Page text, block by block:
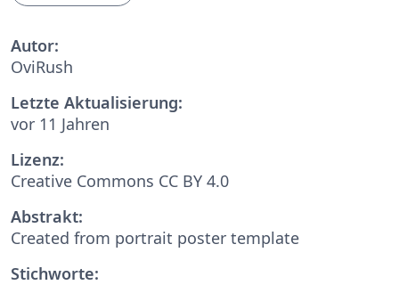
Autor:
OviRush
Letzte Aktualisierung:
vor 11 Jahren
Lizenz:
Creative Commons CC BY 4.0
Abstrakt:
Created from portrait poster template
Stichworte: